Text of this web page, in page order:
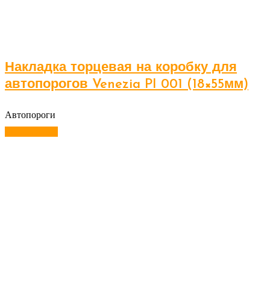
Накладка торцевая на коробку для
автопорогов Venezia PI 001 (18×55мм)
Автопороги